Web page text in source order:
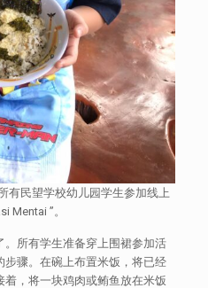
有民望学校幼儿园学生参加线上
Mentai ”。
所有学生准备穿上围裙参加活
骤。在碗上布置米饭，将已经
，将一块鸡肉或鲔鱼放在米饭